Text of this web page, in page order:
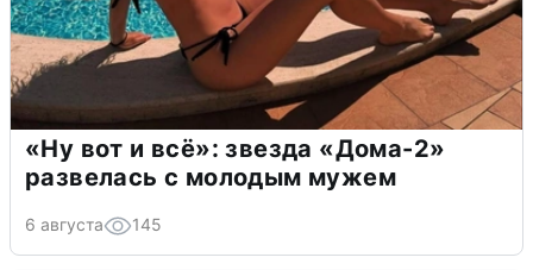
«Ну вот и всё»: звезда «Дома-2»
развелась с молодым мужем
6 августа 145